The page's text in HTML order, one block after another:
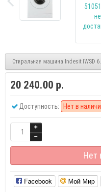
Стиральная машина Indesit IWSD
20 240.00 р.
Доступность: Нет в
Нет
Facebook Мой Мир